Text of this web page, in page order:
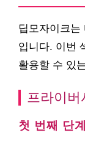
딥모자이크는
입니다. 이번
활용할 수 있
프라이버
첫 번째 단